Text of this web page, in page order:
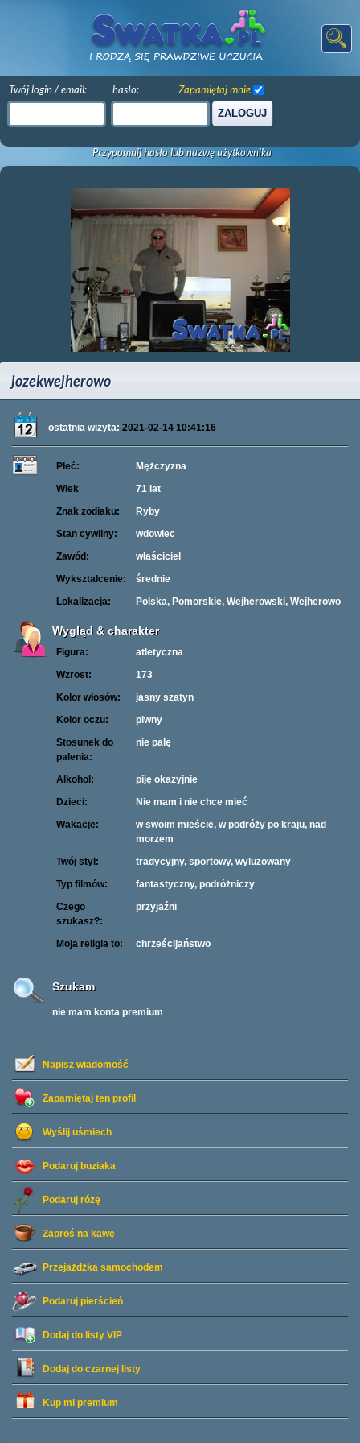
Twój login / email: hasło:
ZALOGUJ
Zapamiętaj mnie
Przypomnij hasło lub nazwę użytkownika
jozekwejherowo
ostatnia wizyta: 2021-02-14 10:41:16
Napisz wiadomość
Zapamiętaj ten profil
Wyślij uśmiech
Podaruj buziaka
Podaruj różę
Zaproś na kawę
Przejażdżka samochodem
Podaruj pierścień
Dodaj do listy VIP
Dodaj do czarnej listy
Kup mi premium
Płeć:
Mężczyzna
Wiek
71 lat
Znak zodiaku:
Ryby
Stan cywilny:
wdowiec
Zawód:
właściciel
Wykształcenie:
średnie
Lokalizacja:
Polska, Pomorskie, Wejherowski, Wejherowo
Wygląd & charakter
Figura:
atletyczna
Wzrost:
173
Kolor włosów:
jasny szatyn
Kolor oczu:
piwny
Stosunek do
palenia:
nie palę
Alkohol:
piję okazyjnie
Dzieci:
Nie mam i nie chce mieć
Wakacje:
w swoim mieście, w podróży po kraju, nad
morzem
Twój styl:
tradycyjny, sportowy, wyluzowany
Typ filmów:
fantastyczny, podróżniczy
Czego
szukasz?:
przyjaźni
Moja religia to: chrześcijaństwo
Szukam
nie mam konta premium